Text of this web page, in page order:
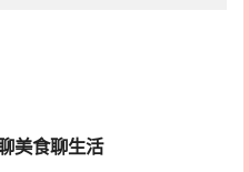
美食聊生活